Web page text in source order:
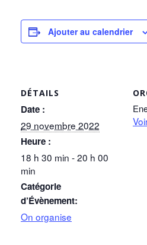
Ajouter au calendrier
DÉTAILS
Date :
29 novembre 2022
Heure :
18 h 30 min - 20 h 00
min
Catégorie
d’Évènement:
On organise